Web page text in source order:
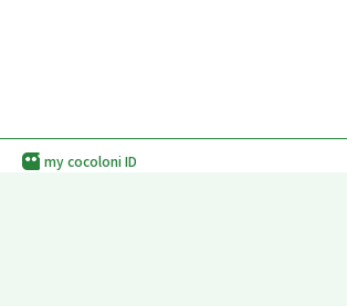
my cocoloni ID